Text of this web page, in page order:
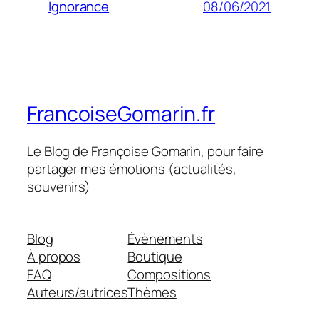
Ignorance 08/06/2021
FrancoiseGomarin.fr
Le Blog de Françoise Gomarin, pour faire
partager mes émotions (actualités,
souvenirs)
Blog
À propos
FAQ
Auteurs/autrices
Évènements
Boutique
Compositions
Thèmes